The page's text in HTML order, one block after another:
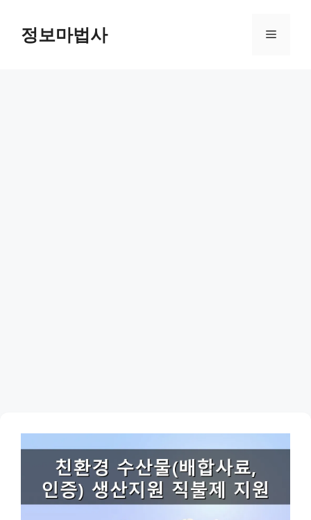
정보마법사 메